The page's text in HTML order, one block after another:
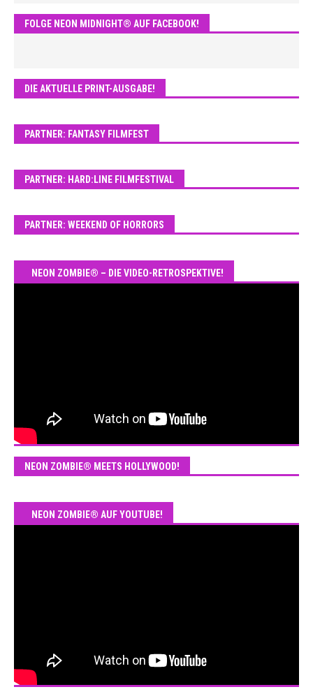
FOLGE NEON MIDNIGHT® AUF FACEBOOK!
DIE AKTUELLE PRINT-AUSGABE!
PARTNER: FANTASY FILMFEST
PARTNER: HARD:LINE FILMFESTIVAL
PARTNER: WEEKEND OF HORRORS
NEON ZOMBIE® – DIE VIDEO-RETROSPEKTIVE!
NEON ZOMBIE® MEETS HOLLYWOOD!
NEON ZOMBIE® AUF YOUTUBE!